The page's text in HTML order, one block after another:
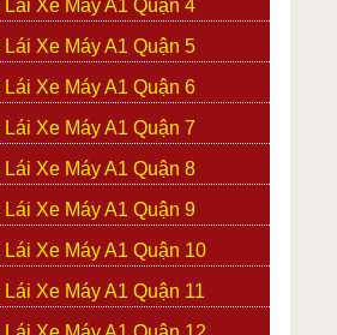
Xe Máy A1 Quận 4
Xe Máy A1 Quận 5
Xe Máy A1 Quận 6
Xe Máy A1 Quận 7
Xe Máy A1 Quận 8
Xe Máy A1 Quận 9
Xe Máy A1 Quận 10
Xe Máy A1 Quận 11